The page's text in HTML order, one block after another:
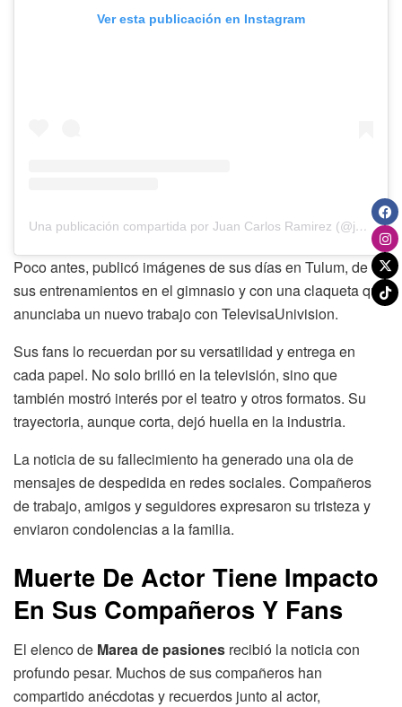
Ver esta publicación en Instagram
Una publicación compartida por Juan Carlos Ramirez (@juancarlosramirezmx)
Poco antes, publicó imágenes de sus días en Tulum, de
sus entrenamientos en el gimnasio y con una claqueta que
anunciaba un nuevo trabajo con TelevisaUnivision.
Sus fans lo recuerdan por su versatilidad y entrega en
cada papel. No solo brilló en la televisión, sino que
también mostró interés por el teatro y otros formatos. Su
trayectoria, aunque corta, dejó huella en la industria.
La noticia de su fallecimiento ha generado una ola de
mensajes de despedida en redes sociales. Compañeros
de trabajo, amigos y seguidores expresaron su tristeza y
enviaron condolencias a la familia.
Muerte De Actor Tiene Impacto
En Sus Compañeros Y Fans
El elenco de Marea de pasiones recibió la noticia con
profundo pesar. Muchos de sus compañeros han
compartido anécdotas y recuerdos junto al actor,